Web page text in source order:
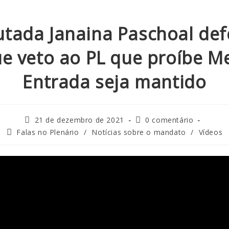
Janaina Paschoal
veto ao PL que proíbe
Entrada seja mantido
21 de dezembro de 2021
0 comentário
Falas no Plenário / Notícias sobre o mandato / Vídeos